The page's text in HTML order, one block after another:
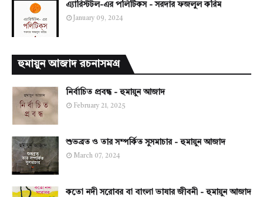
এ্যারিস্টটল-এর পলিটিকস - সরদার ফজলুল করিম
January 09, 2024
হুমায়ুন আজাদ রচনাসমগ্র
নির্বাচিত প্রবন্ধ - হুমায়ুন আজাদ
February 21, 2025
শুভব্রত ও তার সম্পর্কিত সুসমাচার - হুমায়ুন আজাদ
March 07, 2024
কতো নদী সরোবর বা বাংলা ভাষার জীবনী - হুমায়ুন আজাদ